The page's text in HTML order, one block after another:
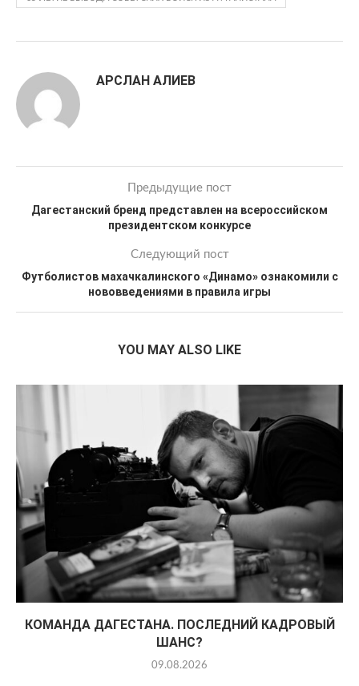
АРСЛАН АЛИЕВ
Предыдущие пост
Дагестанский бренд представлен на всероссийском
президентском конкурсе
Следующий пост
Футболистов махачкалинского «Динамо» ознакомили с
нововведениями в правила игры
YOU MAY ALSO LIKE
КОМАНДА ДАГЕСТАНА. ПОСЛЕДНИЙ КАДРОВЫЙ
ШАНС?
09.08.2026